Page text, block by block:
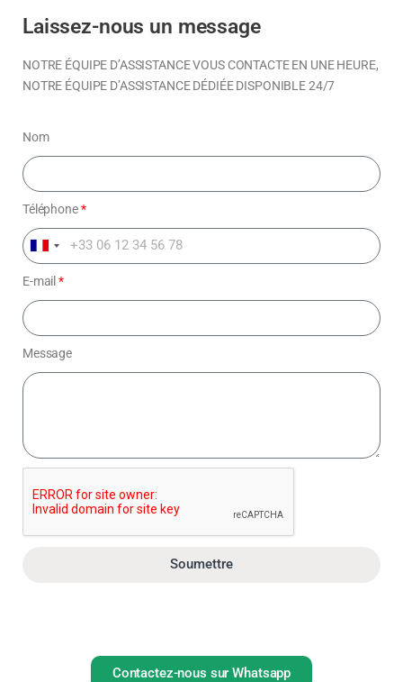
Laissez-nous un message
NOTRE ÉQUIPE D’ASSISTANCE VOUS CONTACTE EN UNE HEURE,
NOTRE ÉQUIPE D’ASSISTANCE DÉDIÉE DISPONIBLE 24/7
Nom
Téléphone*
F
c
e
+
E-mail*
Message
Soumettre
Contactez-nous sur Whatsapp